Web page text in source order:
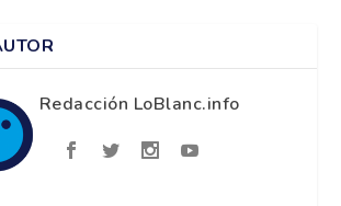
Redacción LoBlanc.info